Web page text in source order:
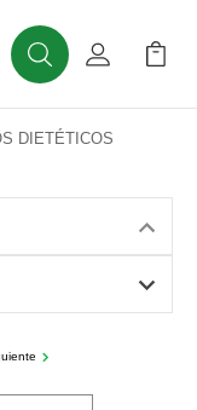
BuscarMi Cuenta
Mi
DIETÉTICOS